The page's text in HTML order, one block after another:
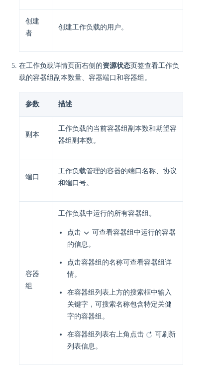
创建
者
创建工作负载的用户。
在工作负载详情页面右侧的资源状态页签查看工作负
载的容器组副本数量、容器端口和容器组。
参数 描述
副本
工作负载的当前容器组副本数和期望容
器组副本数。
端口
工作负载管理的容器的端口名称、协议
和端口号。
容器
组
工作负载中运行的所有容器组。
点击
可查看容器组中运行的容器
的信息。
点击容器组的名称可查看容器组详
情。
在容器组列表上方的搜索框中输入
关键字，可搜索名称包含特定关健
字的容器组。
在容器组列表右上角点击
可刷新
列表信息。